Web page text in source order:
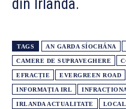
din Irlanda.
TAGS AN GARDA SÍOCHÁNA
CAMERE DE SUPRAVEGHERE
EFRACȚIE EVERGREEN ROAD
INFORMAȚIA IRL
IRLANDA ACTUALITATE LOCAL